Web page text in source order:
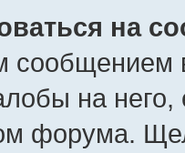
на
на
форума.